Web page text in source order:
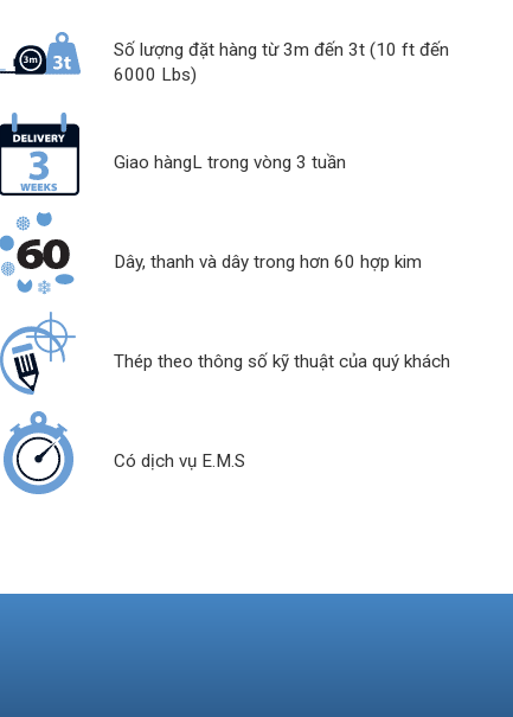
Số lượng đặt hàng từ 3m đến 3t (10 ft đến
6000 Lbs)
Giao hàngL trong vòng 3 tuần
Dây, thanh và dây trong hơn 60 hợp kim
Thép theo thông số kỹ thuật của quý khách
Có dịch vụ E.M.S